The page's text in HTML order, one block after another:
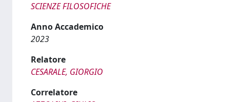
SCIENZE FILOSOFICHE
Anno Accademico
2023
Relatore
CESARALE, GIORGIO
Correlatore